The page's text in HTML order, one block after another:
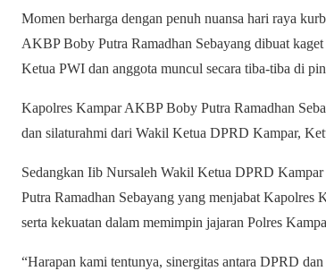
Momen berharga dengan penuh nuansa hari raya
AKBP Boby Putra Ramadhan Sebayang dibuat
Ketua PWI dan anggota muncul secara tiba-tiba di
Kapolres Kampar AKBP Boby Putra Ramadhan
dan silaturahmi dari Wakil Ketua DPRD Kampar,
Sedangkan Iib Nursaleh Wakil Ketua DPRD
Putra Ramadhan Sebayang yang menjabat Kapolres
serta kekuatan dalam memimpin jajaran Polres
“Harapan kami tentunya, sinergitas antara DPRD